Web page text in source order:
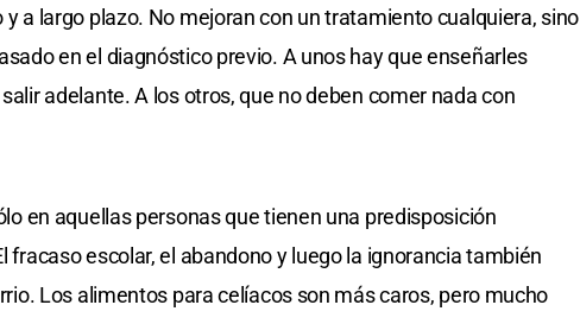
a largo plazo. No mejoran con un tratamiento cualquiera, sino
en el diagnóstico previo. A unos hay que enseñarles
adelante. A los otros, que no deben comer nada con
en aquellas personas que tienen una predisposición
fracaso escolar, el abandono y luego la ignorancia también
Los alimentos para celíacos son más caros, pero mucho